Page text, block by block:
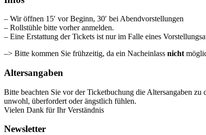
– Wir öffnen 15′ vor Beginn, 30′ bei Abendvorstellungen
– Rollstühle bitte vorher anmelden.
– Eine Erstattung der Tickets ist nur im Falle eines
–> Bitte kommen Sie frühzeitig, da ein Nacheinlass nicht
Altersangaben
Bitte beachten Sie vor der Ticketbuchung die Altersangaben
unwohl, überfordert oder ängstlich fühlen.
Vielen Dank für Ihr Verständnis
Newsletter